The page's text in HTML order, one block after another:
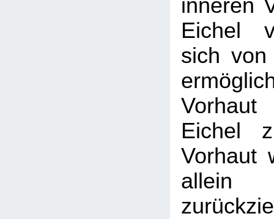
inneren
Eichel
sich
Eichel
Vorhaut
allein